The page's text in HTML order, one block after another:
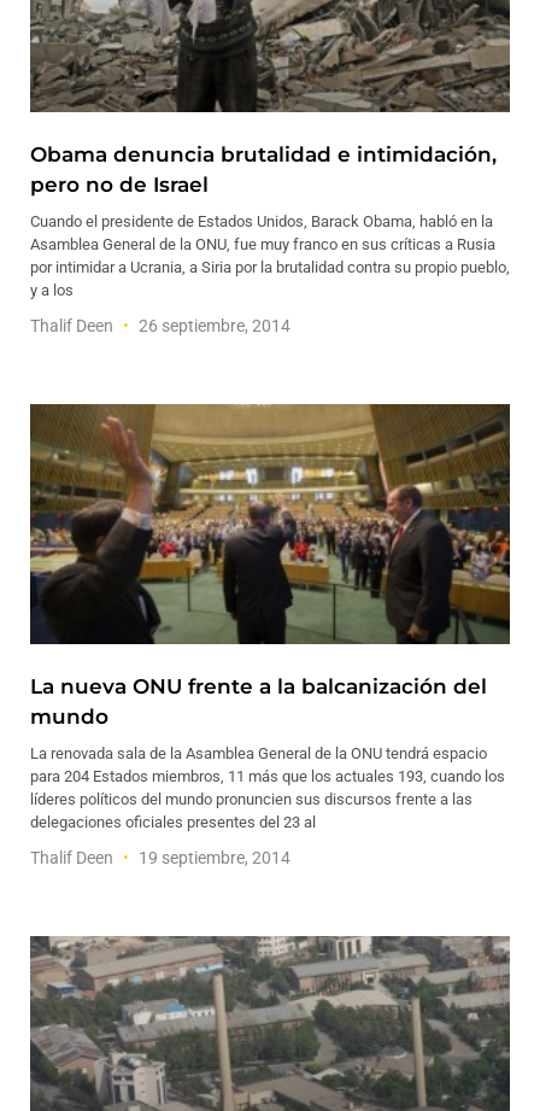
Obama denuncia brutalidad e intimidación,
pero no de Israel
Cuando el presidente de Estados Unidos, Barack Obama, habló en la
Asamblea General de la ONU, fue muy franco en sus críticas a Rusia
por intimidar a Ucrania, a Siria por la brutalidad contra su propio pueblo,
y a los
Thalif Deen 26 septiembre, 2014
La nueva ONU frente a la balcanización del
mundo
La renovada sala de la Asamblea General de la ONU tendrá espacio
para 204 Estados miembros, 11 más que los actuales 193, cuando los
líderes políticos del mundo pronuncien sus discursos frente a las
delegaciones oficiales presentes del 23 al
Thalif Deen 19 septiembre, 2014